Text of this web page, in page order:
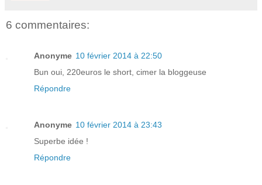
6 commentaires:
Anonyme 10 février 2014 à 22:50
Bun oui, 220euros le short, cimer la bloggeuse
Répondre
Anonyme 10 février 2014 à 23:43
Superbe idée !
Répondre